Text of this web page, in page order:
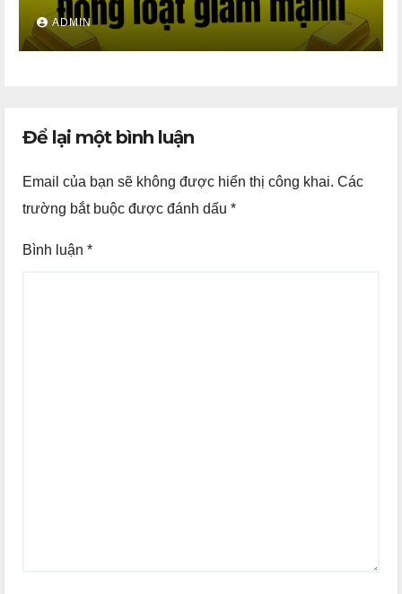
ADMIN
Để lại một bình luận
Email của bạn sẽ không được hiển thị công khai. Các
trường bắt buộc được đánh dấu *
Bình luận *